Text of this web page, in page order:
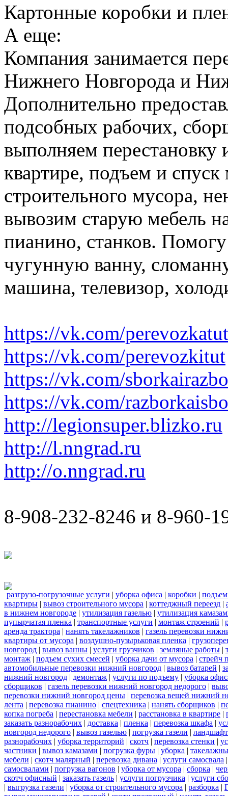
Картонные коробки и
А еще:
Компания занимается
Нижнего Новгорода и
Дополнительно
подсобных рабочих,
выполняем перестановку
квартире, подъем и спуск
строительного мусора,
вывозим старую мебель
пианино, станков.
чугунную ванну,
машина, телевизор,
https://vk.com/perevozkatut
https://vk.com/perevozkitut
https://vk.com/
https://vk.com/
http://legionsuper.blizko.ru
http://l.nngrad.ru
http://o.nngrad.ru
8-908-232-8246 и 8-960-
разгрузо-погрузочные услуги | уборка офиса | коробки |
квартиры | вывоз строительного мусора | коттеджный переезд |
в нижнем новгороде | утилизация газелью | утилизация
пупырчатая пленка | транспортные услуги | монтаж строений |
аренда трактора | нанять такелажников | газель перевозки
квартиры от мусора | воздушно-пузырьковая пленка |
новгород | вывоз ванны | услуги грузчиков | земляные работы |
монтаж | подъем сухих смесей | уборка дачи от мусора | стрейч
автомобильные перевозки нижний новгород | вывоз батарей |
нижний новгород | демонтаж | услуги по подъему | уборка
сборщиков | газель перевозки нижний новгород недорого |
перевозки нижний новгород цены | перевозка вещей нижний
лента | перевозка пианино | спецтехника | нанять сборщиков |
копка погреба | перестановка мебели | расстановка в квартире |
заказать разнорабочих | доставка | пленка | перевозка шкафа |
новгород недорого | вывоз газелью | погрузка газели |
разнорабочих | уборка территорий | скотч | перевозка стенки |
частники | вывоз камазами | погрузка фуры | уборка |
мебели | скотч малярный | перевозка дивана | услуги самосвала
самосвалами | погрузка вагонов | уборка от мусора | сборка |
скотч офисный | заказать газель | услуги погрузчика | услуги
| выгрузка газели | уборка от строительного мусора | разборка |